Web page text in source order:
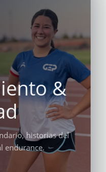
&
historias del
endurance.